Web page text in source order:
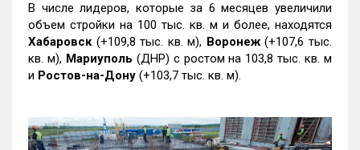
В числе лидеров, которые за 6 месяцев увеличили
объем стройки на 100 тыс. кв. м и более, находятся
Хабаровск (+109,8 тыс. кв. м), Воронеж(+107,6 тыс.
кв. м), Мариуполь (ДНР) с ростом на 103,8 тыс. кв. м
и Ростов-на-Дону (+103,7 тыс. кв. м).